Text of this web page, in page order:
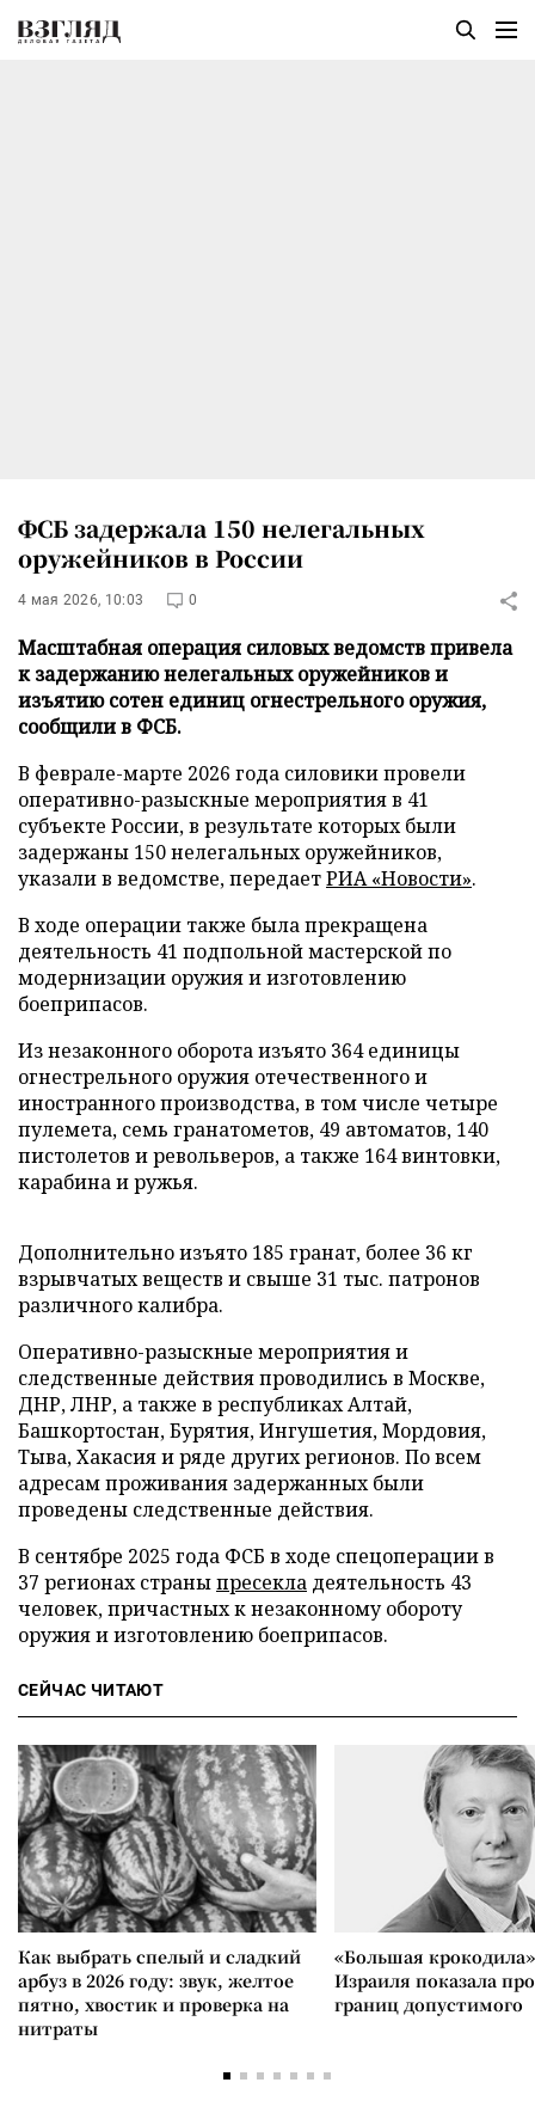
ФСБ задержала 150 нелегальных
оружейников в России
4 мая 2026, 10:03 0
Масштабная операция силовых ведомств привела
к задержанию нелегальных оружейников и
изъятию сотен единиц огнестрельного оружия,
сообщили в ФСБ.
В феврале-марте 2026 года силовики провели
оперативно-разыскные мероприятия в 41
субъекте России, в результате которых были
задержаны 150 нелегальных оружейников,
указали в ведомстве, передаетРИА «Новости».
В ходе операции также была прекращена
деятельность 41 подпольной мастерской по
модернизации оружия и изготовлению
боеприпасов.
Из незаконного оборота изъято 364 единицы
огнестрельного оружия отечественного и
иностранного производства, в том числе четыре
пулемета, семь гранатометов, 49 автоматов, 140
пистолетов и револьверов, а также 164 винтовки,
карабина и ружья.
Дополнительно изъято 185 гранат, более 36 кг
взрывчатых веществ и свыше 31 тыс. патронов
различного калибра.
Оперативно-разыскные мероприятия и
следственные действия проводились в Москве,
ДНР, ЛНР, а также в республиках Алтай,
Башкортостан, Бурятия, Ингушетия, Мордовия,
Тыва, Хакасия и ряде других регионов. По всем
адресам проживания задержанных были
проведены следственные действия.
В сентябре 2025 года ФСБ в ходе спецоперации в
37 регионах страныпресекла деятельность 43
человек, причастных к незаконному обороту
оружия и изготовлению боеприпасов.
СЕЙЧАС ЧИТАЮТ
Как выбрать спелый и сладкий
арбуз в 2026 году: звук, желтое
пятно, хвостик и проверка на
нитраты
«Большая
Израиля показала
границ допустимого